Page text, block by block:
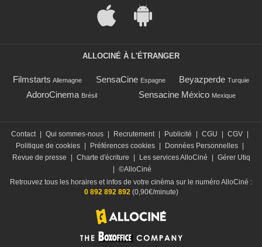
ALLOCINÉ À L'ÉTRANGER
Filmstarts Allemagne SensaCine Espagne Beyazperde Turquie
AdoroCinema Brésil Sensacine México Mexique
Contact Qui sommes-nous Recrutement Publicité CGU CGV
Politique de cookies
Préférences cookies Données Personnelles
Revue de presse
Charte d'écriture Les services AlloCiné
Gérer Utiq
©AlloCiné
Retrouvez tous les horaires et infos de votre cinéma sur le numéro AlloCiné :
0 892 892 892(0,90€/minute)